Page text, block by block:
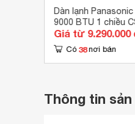
Dàn lạnh
9000 BTU 1 chiều
MU9YD3Z gas R-32
Giá từ 9.290.000
Có 38 nơi bán
Thông tin